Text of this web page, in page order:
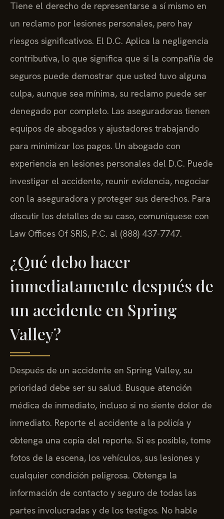
Tiene el derecho de representarse a sí mismo en
un reclamo por lesiones personales, pero hay
riesgos significativos. El D.C. Aplica la negligencia
contributiva, lo que significa que si la compañía de
seguros puede demostrar que usted tuvo alguna
culpa, aunque sea mínima, su reclamo puede ser
denegado por completo. Las aseguradoras tienen
equipos de abogados y ajustadores trabajando
para minimizar los pagos. Un abogado con
experiencia en lesiones personales del D.C. Puede
investigar el accidente, reunir evidencia, negociar
con la aseguradora y proteger sus derechos. Para
discutir los detalles de su caso, comuníquese con
Law Offices Of SRIS, P.C. al (888) 437-7747.
¿Qué debo hacer
inmediatamente después de
un accidente en Spring
Valley?
Después de un accidente en Spring Valley, su
prioridad debe ser su salud. Busque atención
médica de inmediato, incluso si no siente dolor de
inmediato. Reporte el accidente a la policía y
obtenga una copia del reporte. Si es posible, tome
fotos de la escena, los vehículos, sus lesiones y
cualquier condición peligrosa. Obtenga la
información de contacto y seguro de todas las
partes involucradas y de los testigos. No hable